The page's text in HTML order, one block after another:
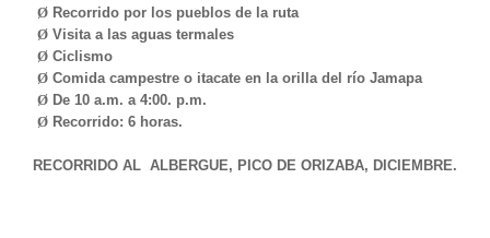
Ø Recorrido por los pueblos de la ruta
Ø Visita a las aguas termales
Ø Ciclismo
Ø Comida campestre o itacate en la orilla del río Jamapa
Ø De 10 a.m. a 4:00. p.m.
Ø Recorrido: 6 horas.
RECORRIDO AL ALBERGUE, PICO DE ORIZABA, DICIEMBRE.